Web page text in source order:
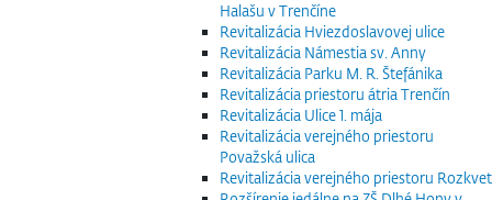
Halašu v Trenčíne
Revitalizácia Hviezdoslavovej ulice
Revitalizácia Námestia sv. Anny
Revitalizácia Parku M. R. Štefánika
Revitalizácia priestoru átria Trenčín
Revitalizácia Ulice 1. mája
Revitalizácia verejného priestoru
Považská ulica
Revitalizácia verejného priestoru Rozkvet